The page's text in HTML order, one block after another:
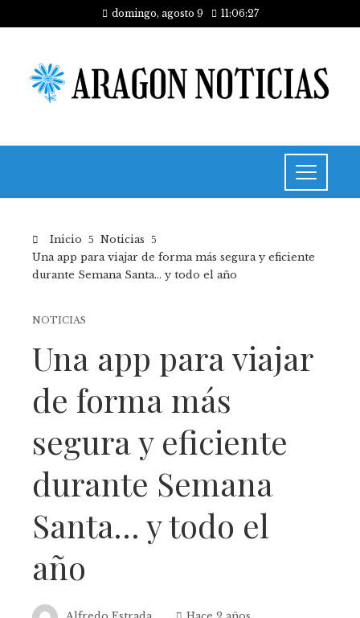
domingo, agosto 9 11:06:27
Inicio
Noticias
Una app para viajar de forma más segura y eficiente
durante Semana Santa… y todo el año
NOTICIAS
Una app para viajar
de forma más
segura y eficiente
durante Semana
Santa… y todo el
año